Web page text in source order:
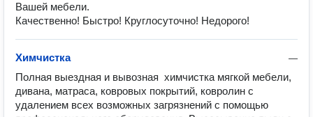
Вашей мебели.
Качественно! Быстро! Круглосуточно! Недорого!
—
Химчистка
Полная выездная и вывозная  химчистка мягкой мебели,
дивана, матраса, ковровых покрытий, ковролин с
удалением всех возможных загрязнений с помощью